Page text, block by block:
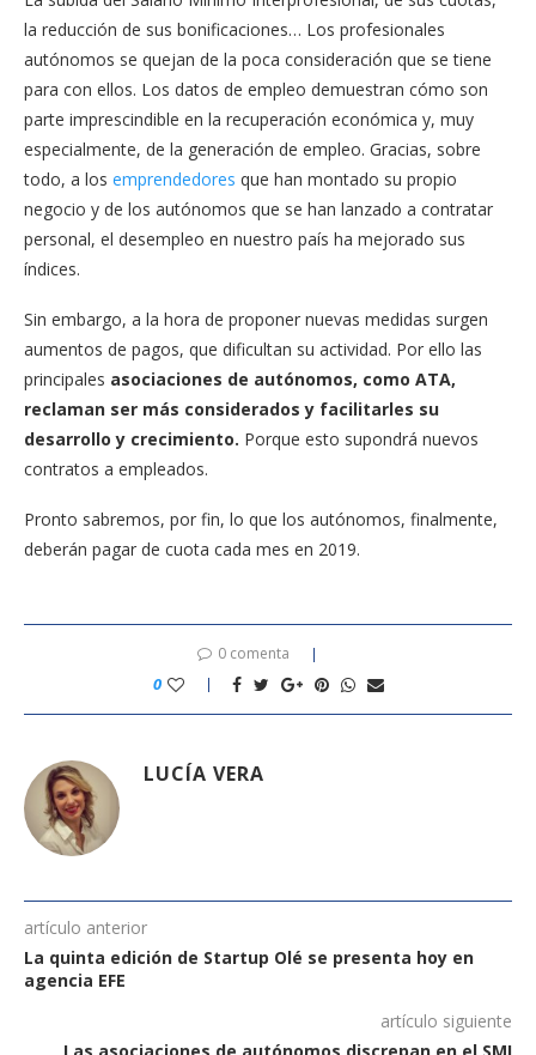
la reducción de sus bonificaciones… Los profesionales
autónomos se quejan de la poca consideración que se tiene
para con ellos. Los datos de empleo demuestran cómo son
parte imprescindible en la recuperación económica y, muy
especialmente, de la generación de empleo. Gracias, sobre
todo, a los emprendedores que han montado su propio
negocio y de los autónomos que se han lanzado a contratar
personal, el desempleo en nuestro país ha mejorado sus
índices.
Sin embargo, a la hora de proponer nuevas medidas surgen
aumentos de pagos, que dificultan su actividad. Por ello las
principales asociaciones de autónomos, como ATA,
reclaman ser más considerados y facilitarles su
desarrollo y crecimiento. Porque esto supondrá nuevos
contratos a empleados.
Pronto sabremos, por fin, lo que los autónomos, finalmente,
deberán pagar de cuota cada mes en 2019.
0 comenta
0
LUCÍA VERA
artículo anterior
La quinta edición de Startup Olé se presenta hoy en
agencia EFE
artículo siguiente